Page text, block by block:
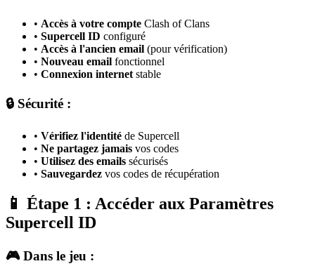
• Accès à votre compte Clash of Clans
• Supercell ID configuré
• Accès à l'ancien email (pour vérification)
• Nouveau email fonctionnel
• Connexion internet stable
🔒 Sécurité :
• Vérifiez l'identité de Supercell
• Ne partagez jamais vos codes
• Utilisez des emails sécurisés
• Sauvegardez vos codes de récupération
📱 Étape 1 : Accéder aux Paramètres
Supercell ID
🎮 Dans le jeu :